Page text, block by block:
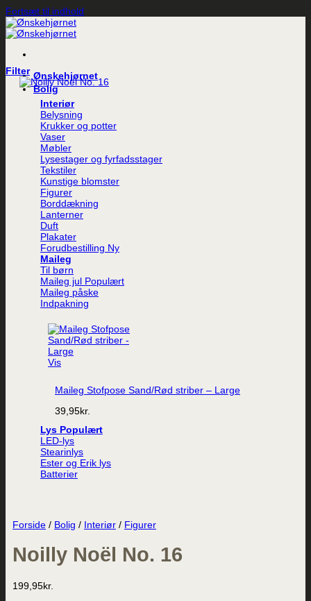
Fortsæt til indhold
Ønskehjørnet
Bolig
Interiør
Belysning
Krukker og potter
Vaser
Møbler
Lysestager og fyrfadsstager
Tekstiler
Kunstige blomster
Figurer
Borddækning
Lanterner
Duft
Plakater
Forudbestilling
Maileg
Til børn
Maileg jul
Maileg påske
Indpakning
Vis
Maileg Stofpose Sand/Rød striber – Large
39,95kr.
Lys
LED-lys
Stearinlys
Ester og Erik lys
Batterier
Filter
Forside / Bolig / Interiør / Figurer
Noilly Noël No. 16
199,95kr.